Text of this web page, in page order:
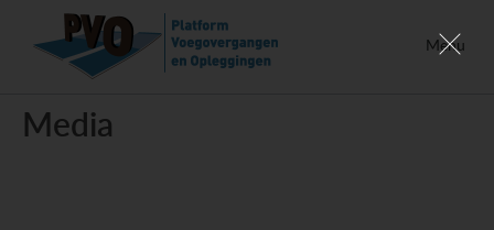
Menu
Media